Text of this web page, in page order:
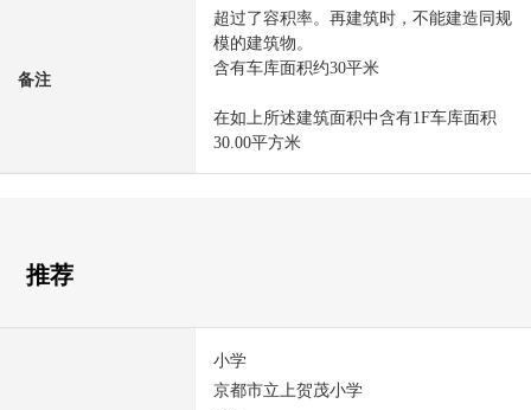
备注
超过了容积率。再建筑时，不能建造同规
模的建筑物。
含有车库面积约30平米
在如上所述建筑面积中含有1F车库面积
30.00平方米
推荐
小学
京都市立上贺茂小学